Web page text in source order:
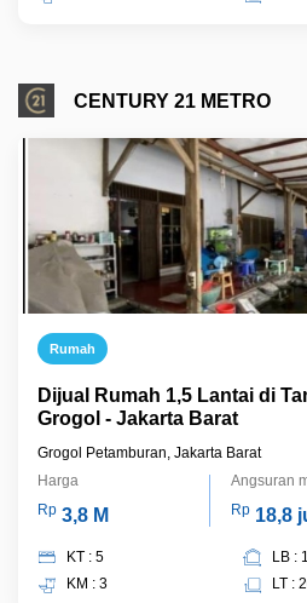
CENTURY 21 METRO
Rumah
Dijual Rumah 1,5 Lantai di
Grogol - Jakarta Barat
Grogol Petamburan, Jakarta Barat
Harga
Rp 3,8 M
Angsuran
Rp 18,8
KT : 5
KM : 3
LB :
LT :